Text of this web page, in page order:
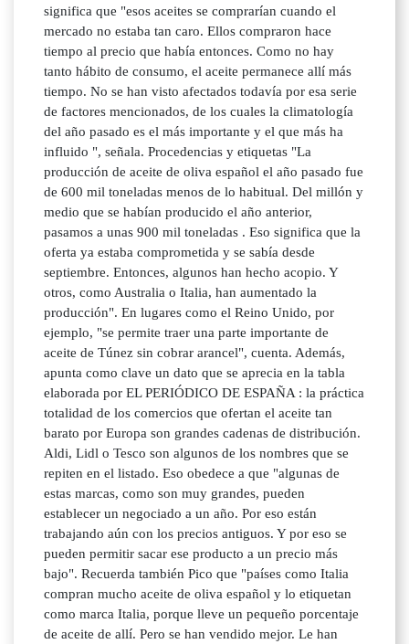
significa que "esos aceites se comprarían cuando el
mercado no estaba tan caro. Ellos compraron hace
tiempo al precio que había entonces. Como no hay
tanto hábito de consumo, el aceite permanece allí más
tiempo. No se han visto afectados todavía por esa serie
de factores mencionados, de los cuales la climatología
del año pasado es el más importante y el que más ha
influido ", señala. Procedencias y etiquetas "La
producción de aceite de oliva español el año pasado fue
de 600 mil toneladas menos de lo habitual. Del millón y
medio que se habían producido el año anterior,
pasamos a unas 900 mil toneladas . Eso significa que la
oferta ya estaba comprometida y se sabía desde
septiembre. Entonces, algunos han hecho acopio. Y
otros, como Australia o Italia, han aumentado la
producción". En lugares como el Reino Unido, por
ejemplo, "se permite traer una parte importante de
aceite de Túnez sin cobrar arancel", cuenta. Además,
apunta como clave un dato que se aprecia en la tabla
elaborada por EL PERIÓDICO DE ESPAÑA : la práctica
totalidad de los comercios que ofertan el aceite tan
barato por Europa son grandes cadenas de distribución.
Aldi, Lidl o Tesco son algunos de los nombres que se
repiten en el listado. Eso obedece a que "algunas de
estas marcas, como son muy grandes, pueden
establecer un negociado a un año. Por eso están
trabajando aún con los precios antiguos. Y por eso se
pueden permitir sacar ese producto a un precio más
bajo". Recuerda también Pico que "países como Italia
compran mucho aceite de oliva español y lo etiquetan
como marca Italia, porque lleve un pequeño porcentaje
de aceite de allí. Pero se han vendido mejor. Le han